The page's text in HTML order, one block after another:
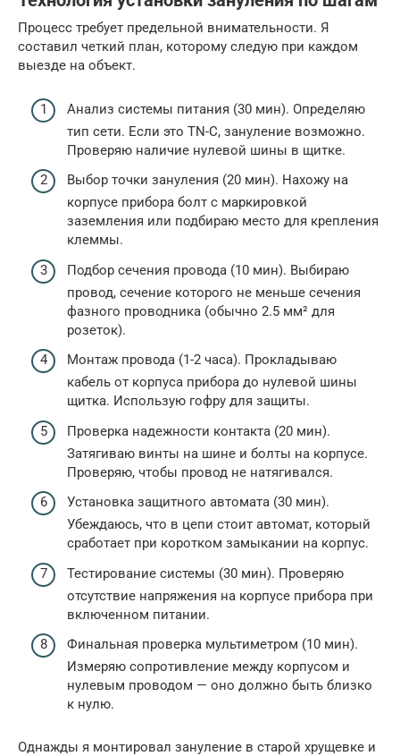
Процесс требует предельной внимательности. Я
составил четкий план, которому следую при каждом
выезде на объект.
Анализ системы питания (30 мин). Определяю
тип сети. Если это TN-C, зануление возможно.
Проверяю наличие нулевой шины в щитке.
Выбор точки зануления (20 мин). Нахожу на
корпусе прибора болт с маркировкой
заземления или подбираю место для крепления
клеммы.
Подбор сечения провода (10 мин). Выбираю
провод, сечение которого не меньше сечения
фазного проводника (обычно 2.5 мм² для
розеток).
Монтаж провода (1-2 часа). Прокладываю
кабель от корпуса прибора до нулевой шины
щитка. Использую гофру для защиты.
Проверка надежности контакта (20 мин).
Затягиваю винты на шине и болты на корпусе.
Проверяю, чтобы провод не натягивался.
Установка защитного автомата (30 мин).
Убеждаюсь, что в цепи стоит автомат, который
сработает при коротком замыкании на корпус.
Тестирование системы (30 мин). Проверяю
отсутствие напряжения на корпусе прибора при
включенном питании.
Финальная проверка мультиметром (10 мин).
Измеряю сопротивление между корпусом и
нулевым проводом — оно должно быть близко
к нулю.
Однажды я монтировал зануление в старой хрущевке и